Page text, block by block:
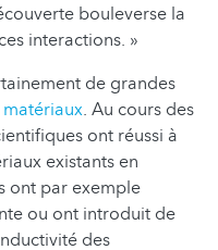
bouleverse la
interactions. »
de grandes
. Au cours des
ont réussi à
existants en
ont par exemple
ou ont introduit de
des